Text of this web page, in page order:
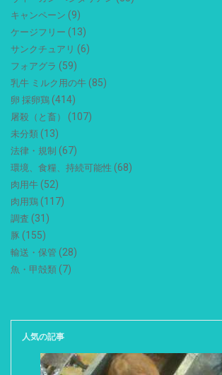
キャンペーン (9)
ケージフリー (13)
サンクチュアリ (6)
フォアグラ (59)
乳牛 ミルク用の牛 (85)
卵 採卵鶏 (414)
屠殺（と畜） (107)
未分類 (13)
法律・規制 (67)
環境、食糧、持続可能性 (68)
肉用牛 (52)
肉用鶏 (117)
調査 (31)
豚 (155)
輸送・保管 (28)
魚・甲殻類 (7)
人気の記事